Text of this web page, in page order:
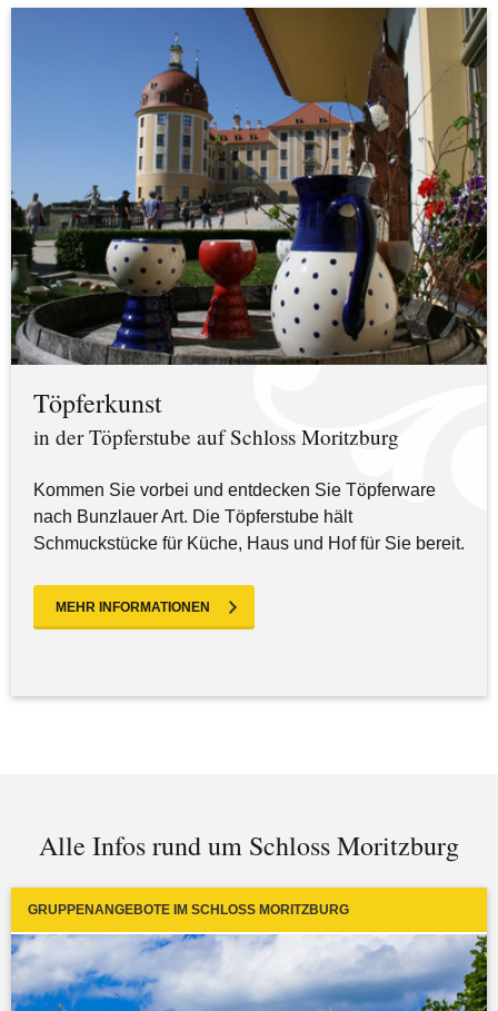
Töpferkunst
in der Töpferstube auf Schloss Moritzburg
Kommen Sie vorbei und entdecken Sie Töpferware
nach Bunzlauer Art. Die Töpferstube hält
Schmuckstücke für Küche, Haus und Hof für Sie bereit.
MEHR INFORMATIONEN
Alle Infos rund um Schloss Moritzburg
GRUPPENANGEBOTE IM SCHLOSS MORITZBURG